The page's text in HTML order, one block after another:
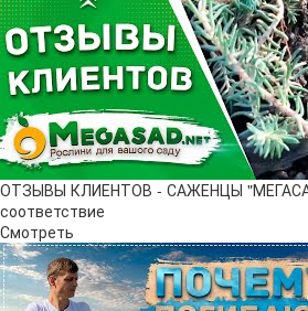
ОТЗЫВЫ КЛИЕНТОВ - САЖЕНЦЫ
соответствие
Смотреть